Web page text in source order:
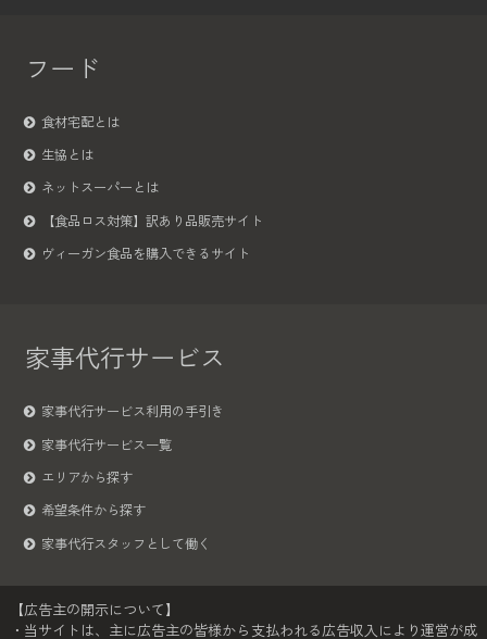
フード
食材宅配とは
生協とは
ネットスーパーとは
【食品ロス対策】訳あり品販売サイト
ヴィーガン食品を購入できるサイト
家事代行サービス
家事代行サービス利用の手引き
家事代行サービス一覧
エリアから探す
希望条件から探す
家事代行スタッフとして働く
【広告主の開示について】
・当サイトは、主に広告主の皆様から支払われる広告収入により運営が成